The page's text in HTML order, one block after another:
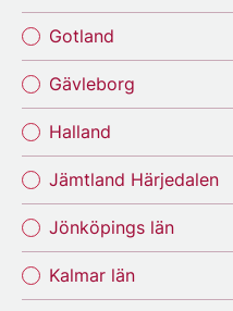
Gotland
Gävleborg
Halland
Jämtland Härjedalen
Jönköpings län
Kalmar län